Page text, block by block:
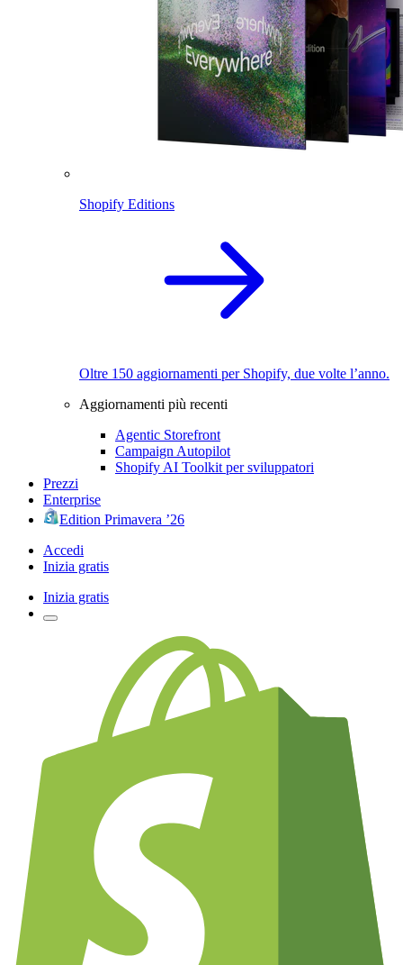
Shopify Editions
Oltre 150 aggiornamenti per Shopify, due volte l’anno.
Aggiornamenti più recenti
Agentic Storefront
Campaign Autopilot
Shopify AI Toolkit per sviluppatori
Prezzi
Enterprise
Edition Primavera ’26
Accedi
Inizia gratis
Inizia gratis